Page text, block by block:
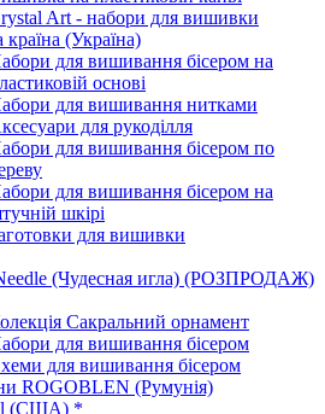
Art - набори для вишивки
країна (Україна)
для вишивання бісером на
основі
для вишивання нитками
для рукоділля
для вишивання бісером по
для вишивання бісером на
шкірі
для вишивки
(Чудесная игла) (РОЗПРОДАЖ)
Сакральний орнамент
для вишивання бісером
для вишивання бісером
ROGOBLEN (Румунія)
(США) *